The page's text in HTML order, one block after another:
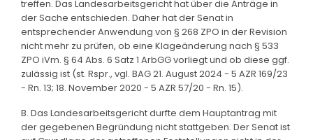
treffen. Das Landesarbeitsgericht hat über die Anträge in
der Sache entschieden. Daher hat der Senat in
entsprechender Anwendung von § 268 ZPO in der Revision
nicht mehr zu prüfen, ob eine Klageänderung nach § 533
ZPO iVm. § 64 Abs. 6 Satz 1 ArbGG vorliegt und ob diese ggf.
zulässig ist (st. Rspr., vgl. BAG 21. August 2024 - 5 AZR 169/23
- Rn. 13; 18. November 2020 - 5 AZR 57/20 - Rn. 15).
B. Das Landesarbeitsgericht durfte dem Hauptantrag mit
der gegebenen Begründung nicht stattgeben. Der Senat ist